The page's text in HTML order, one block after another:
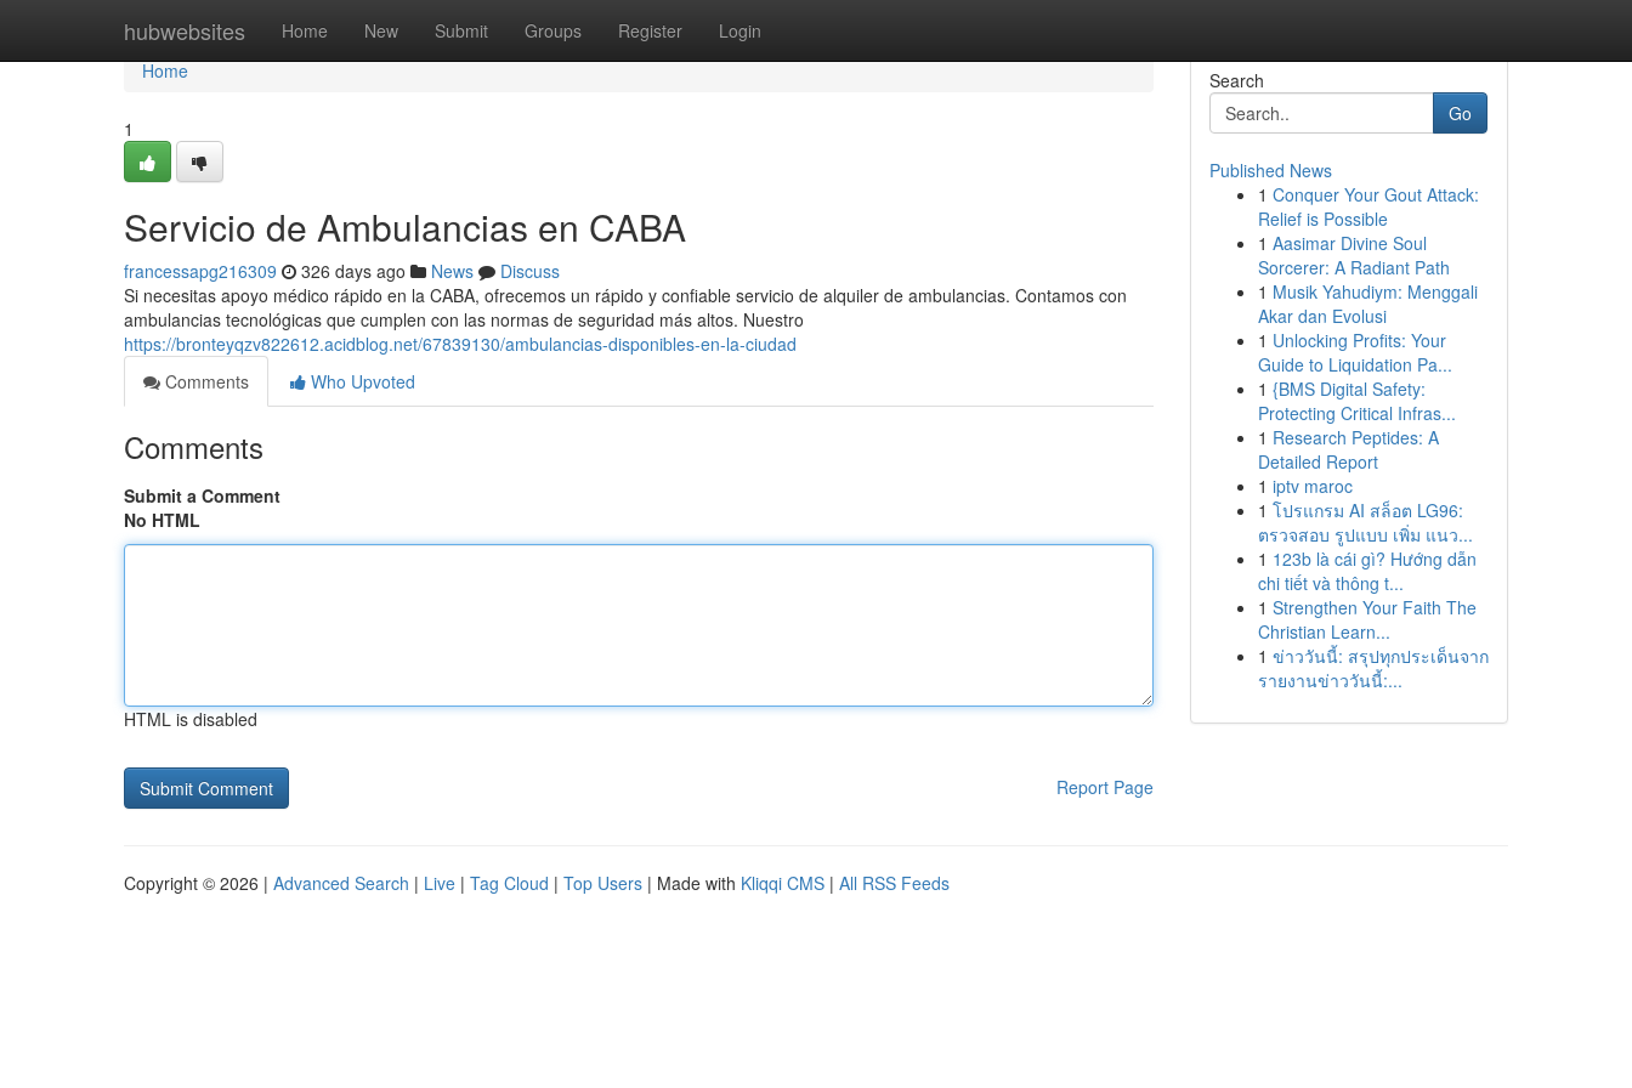
hubwebsites Home New Submit Groups Register Login
Home
Home
1
Servicio de Ambulancias en CABA
francessapg216309 326 days ago News
Discuss
Si necesitas apoyo médico rápido en la CABA, ofrecemos un rápido y confiable servicio de alquiler de ambulancias. Contamos con
ambulancias tecnológicas que cumplen con las normas de seguridad más altos. Nuestro
https://bronteyqzv822612.acidblog.net/67839130/ambulancias-disponibles-en-la-ciudad
Comments
Who Upvoted
Comments
Submit a Comment
No HTML
HTML is disabled
Report Page
Search
Go
Published News
1 Conquer Your Gout Attack:
Relief is Possible
1 Aasimar Divine Soul
Sorcerer: A Radiant Path
1 Musik Yahudiym: Menggali
Akar dan Evolusi
1 Unlocking Profits: Your
Guide to Liquidation Pa...
1 {BMS Digital Safety:
Protecting Critical Infras...
1 Research Peptides: A
Detailed Report
1 iptv maroc
1 โปรแกรม AI สล็อต LG96:
ตรวจสอบ รูปแบบ เพิ่ม แนว...
1 123b là cái gì? Hướng dẫn
chi tiết và thông t...
1 Strengthen Your Faith The
Christian Learn...
1 ข่าววันนี้: สรุปทุกประเด็นจาก
รายงานข่าววันนี้:...
Copyright © 2026 | Advanced Search | Live | Tag Cloud | Top Users | Made with Kliqqi CMS | All RSS Feeds